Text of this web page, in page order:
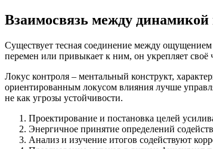
Взаимосвязь между
Существует тесная соединение между
перемен или привыкает к ним, он укрепляет
Локус контроля – ментальный конструкт,
ориентированным локусом влияния лучше
не как угрозы устойчивости.
Проектирование и постановка целей
Энергичное принятие определений
Анализ и изучение итогов содействуют